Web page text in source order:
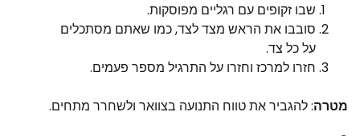
שבו זקופים עם רגליים מפוסקות.
סובבו את הראש מצד לצד, כמו שאתם מסתכלים
על כל צד.
חזרו למרכז וחזרו על התרגיל מספר פעמים.
מטרה: להגביר את טווח התנועה בצוואר ולשחרר מתחים.